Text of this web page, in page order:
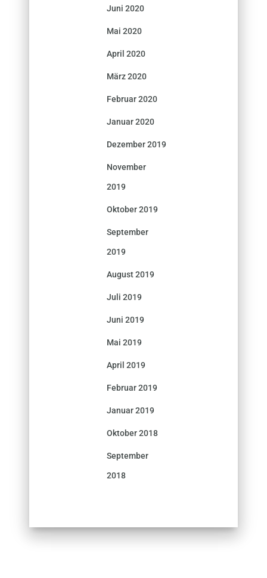
Juni 2020
Mai 2020
April 2020
März 2020
Februar 2020
Januar 2020
Dezember 2019
November
2019
Oktober 2019
September
2019
August 2019
Juli 2019
Juni 2019
Mai 2019
April 2019
Februar 2019
Januar 2019
Oktober 2018
September
2018